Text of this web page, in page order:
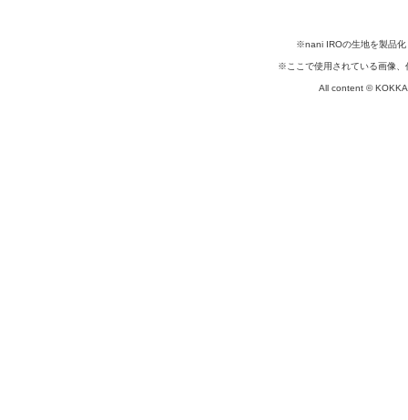
※nani IROの生地を製品化
※ここで使用されている画像、
All content ©